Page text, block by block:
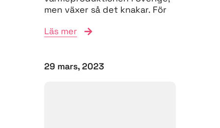
men växer så det knakar. För
Läs mer
29 mars, 2023